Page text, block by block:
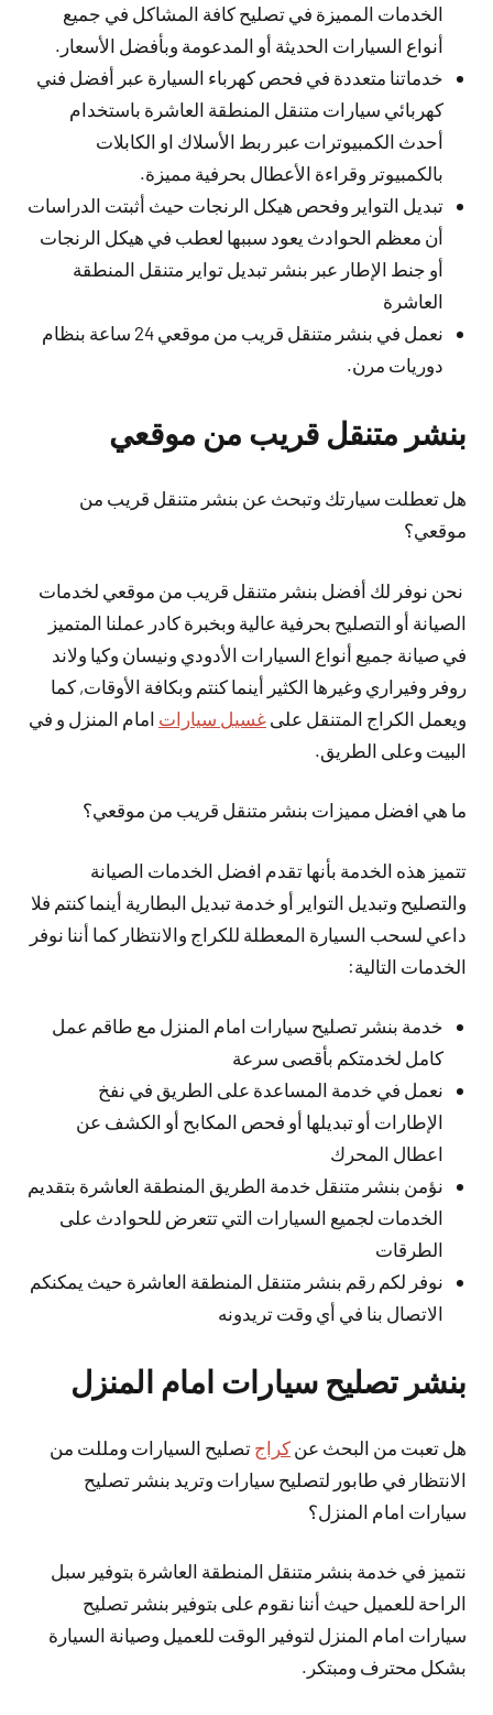
الخدمات المميزة في تصليح كافة المشاكل في جميع
أنواع السيارات الحديثة أو المدعومة وبأفضل الأسعار.
خدماتنا متعددة في فحص كهرباء السيارة عبر أفضل فني
كهربائي سيارات متنقل المنطقة العاشرة باستخدام
أحدث الكمبيوترات عبر ربط الأسلاك او الكابلات
بالكمبيوتر وقراءة الأعطال بحرفية مميزة.
تبديل التواير وفحص هيكل الرنجات حيث أثبتت الدراسات
أن معظم الحوادث يعود سببها لعطب في هيكل الرنجات
أو جنط الإطار عبر بنشر تبديل تواير متنقل المنطقة
العاشرة
نعمل في بنشر متنقل قريب من موقعي 24 ساعة بنظام
دوريات مرن.
بنشر متنقل قريب من موقعي
هل تعطلت سيارتك وتبحث عن بنشر متنقل قريب من
موقعي؟
نحن نوفر لك أفضل بنشر متنقل قريب من موقعي لخدمات
الصيانة أو التصليح بحرفية عالية وبخبرة كادر عملنا المتميز
في صيانة جميع أنواع السيارات الأدودي ونيسان وكيا ولاند
روفر وفيراري وغيرها الكثير أينما كنتم وبكافة الأوقات, كما
ويعمل الكراج المتنقل على غسيل سيارات امام المنزل و في
البيت وعلى الطريق.
ما هي افضل مميزات بنشر متنقل قريب من موقعي؟
تتميز هذه الخدمة بأنها تقدم افضل الخدمات الصيانة
والتصليح وتبديل التواير أو خدمة تبديل البطارية أينما كنتم فلا
داعي لسحب السيارة المعطلة للكراج والانتظار كما أننا نوفر
الخدمات التالية:
خدمة بنشر تصليح سيارات امام المنزل مع طاقم عمل
كامل لخدمتكم بأقصى سرعة
نعمل في خدمة المساعدة على الطريق في نفخ
الإطارات أو تبديلها أو فحص المكابح أو الكشف عن
اعطال المحرك
نؤمن بنشر متنقل خدمة الطريق المنطقة العاشرة بتقديم
الخدمات لجميع السيارات التي تتعرض للحوادث على
الطرقات
نوفر لكم رقم بنشر متنقل المنطقة العاشرة حيث يمكنكم
الاتصال بنا في أي وقت تريدونه
بنشر تصليح سيارات امام المنزل
هل تعبت من البحث عن كراج تصليح السيارات ومللت من
الانتظار في طابور لتصليح سيارات وتريد بنشر تصليح
سيارات امام المنزل؟
نتميز في خدمة بنشر متنقل المنطقة العاشرة بتوفير سبل
الراحة للعميل حيث أننا نقوم على بتوفير بنشر تصليح
سيارات امام المنزل لتوفير الوقت للعميل وصيانة السيارة
بشكل محترف ومبتكر.